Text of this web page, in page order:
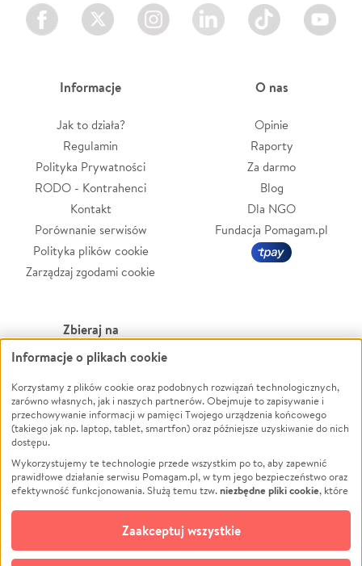
Facebook Twitter Instagram LinkedIn TikTok Youtube
Informacje
Jak to działa?
Regulamin
Polityka Prywatności
RODO - Kontrahenci
Kontakt
Porównanie serwisów
Polityka plików cookie
Zarządzaj zgodami cookie
O nas
Opinie
Raporty
Za darmo
Blog
Dla NGO
Fundacja Pomagam.pl
Zbieraj na
Leczenie
Zwierzęta
Pożar
Ukraina
Pomoc Finansowa
Projekty
Pogrzeb
Społeczność lokalna
Kultura
Powódź
Wichura
NGO
Edukacja
Podróż
Impreza
Ochrona środowiska
Biznes
Informacje o plikach cookie
Korzystamy z plików cookie oraz podobnych rozwiązań technologicznych,
zarówno własnych, jak i naszych partnerów. Obejmuje to zapisywanie i
przechowywanie informacji w pamięci Twojego urządzenia końcowego
(takiego jak np. laptop, tablet, smartfon) oraz późniejsze uzyskiwanie do nich
dostępu.
Wykorzystujemy te technologie przede wszystkim po to, aby zapewnić
prawidłowe działanie serwisu Pomagam.pl, w tym jego bezpieczeństwo oraz
efektywność funkcjonowania. Służą temu tzw.niezbędne pliki cookie, które
opcjonalnych plików cookie
technologii do celów analitycznych i retargetingowych. Możesz wyrazić
zgodę na ich stosowanie lub jej odmówić. W dowolnym momencie masz
Zaakceptuj wszystkie